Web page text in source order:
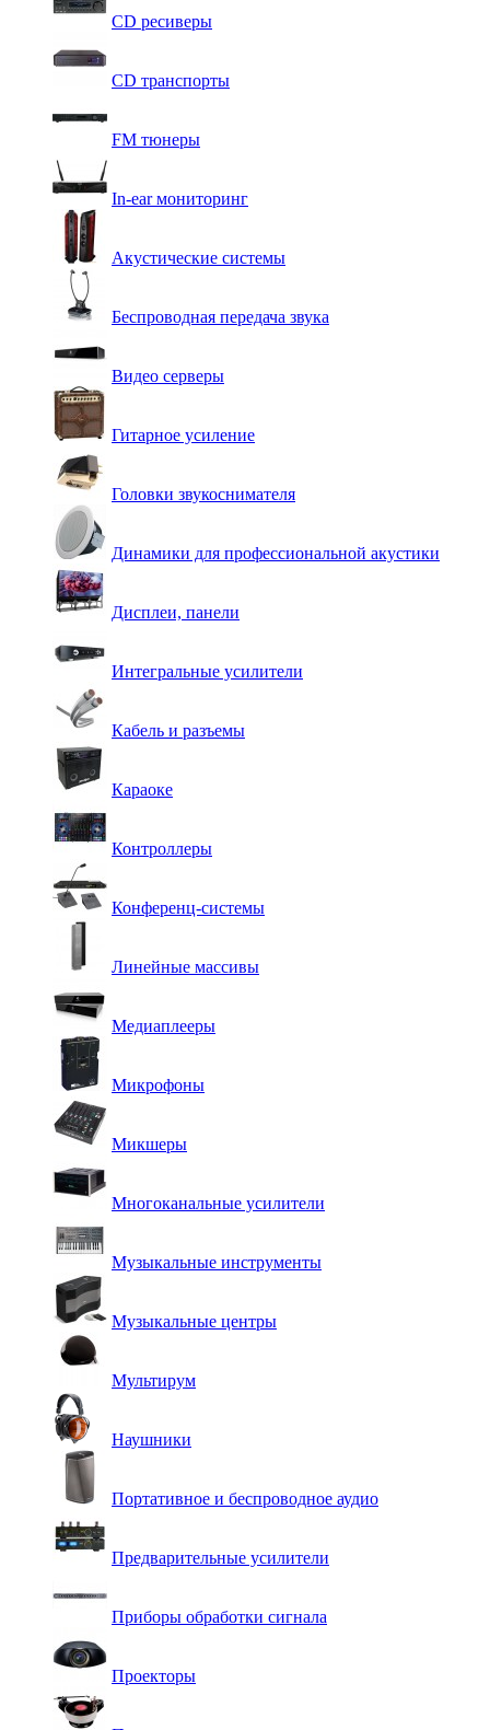
CD ресиверы
CD транспорты
FM тюнеры
In-ear мониторинг
Акустические системы
Беспроводная передача звука
Видео серверы
Гитарное усиление
Головки звукоснимателя
Динамики для профессиональной акустики
Дисплеи, панели
Интегральные усилители
Кабель и разъемы
Караоке
Контроллеры
Конференц-системы
Линейные массивы
Медиаплееры
Микрофоны
Микшеры
Многоканальные усилители
Музыкальные инструменты
Музыкальные центры
Мультирум
Наушники
Портативное и беспроводное аудио
Предварительные усилители
Приборы обработки сигнала
Проекторы